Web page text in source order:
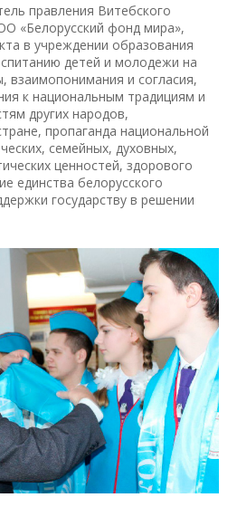
правления Витебского
«Белорусский фонд мира»,
в учреждении образования
детей и молодежи на
взаимопонимания и согласия,
к национальным традициям и
других народов,
пропаганда национальной
семейных, духовных,
ценностей, здорового
единства белорусского
государству в решении